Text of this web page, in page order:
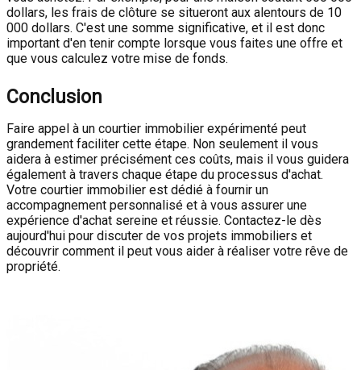
dollars, les frais de clôture se situeront aux alentours de 10
000 dollars. C'est une somme significative, et il est donc
important d'en tenir compte lorsque vous faites une offre et
que vous calculez votre mise de fonds.
Conclusion
Faire appel à un courtier immobilier expérimenté peut
grandement faciliter cette étape. Non seulement il vous
aidera à estimer précisément ces coûts, mais il vous guidera
également à travers chaque étape du processus d'achat.
Votre courtier immobilier est dédié à fournir un
accompagnement personnalisé et à vous assurer une
expérience d'achat sereine et réussie. Contactez-le dès
aujourd'hui pour discuter de vos projets immobiliers et
découvrir comment il peut vous aider à réaliser votre rêve de
propriété.